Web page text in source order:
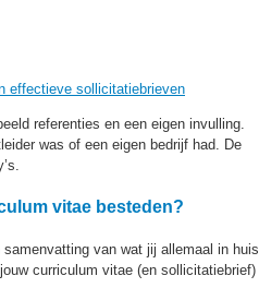
effectieve sollicitatiebrieven
referenties en een eigen invulling.
was of een eigen bedrijf had. De
vitae besteden?
van wat jij allemaal in huis
curriculum vitae (en sollicitatiebrief)